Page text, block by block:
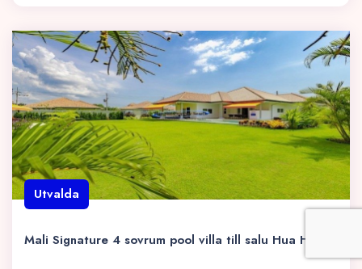
Utvalda
Mali Signature 4 sovrum pool villa till salu Hua Hin